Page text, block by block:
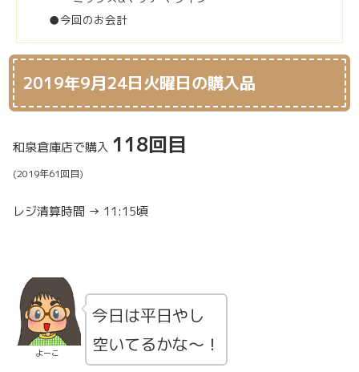
●今回のお会計
2019年9月24日火曜日の購入品
和泉倉庫店で購入 118回目
(2019年61回目)
レジ清算時間 → 11:15頃
よーこ
今日は平日やし
空いてるかな～！